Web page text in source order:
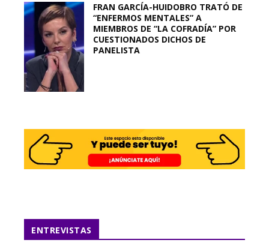
FRAN GARCÍA-HUIDOBRO TRATÓ DE
“ENFERMOS MENTALES” A
MIEMBROS DE “LA COFRADÍA” POR
CUESTIONADOS DICHOS DE
PANELISTA
ENTREVISTAS